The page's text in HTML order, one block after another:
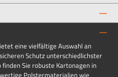
eine vielfältige Auswahl an
Schutz unterschiedlichster
Sie robuste Kartonagen in